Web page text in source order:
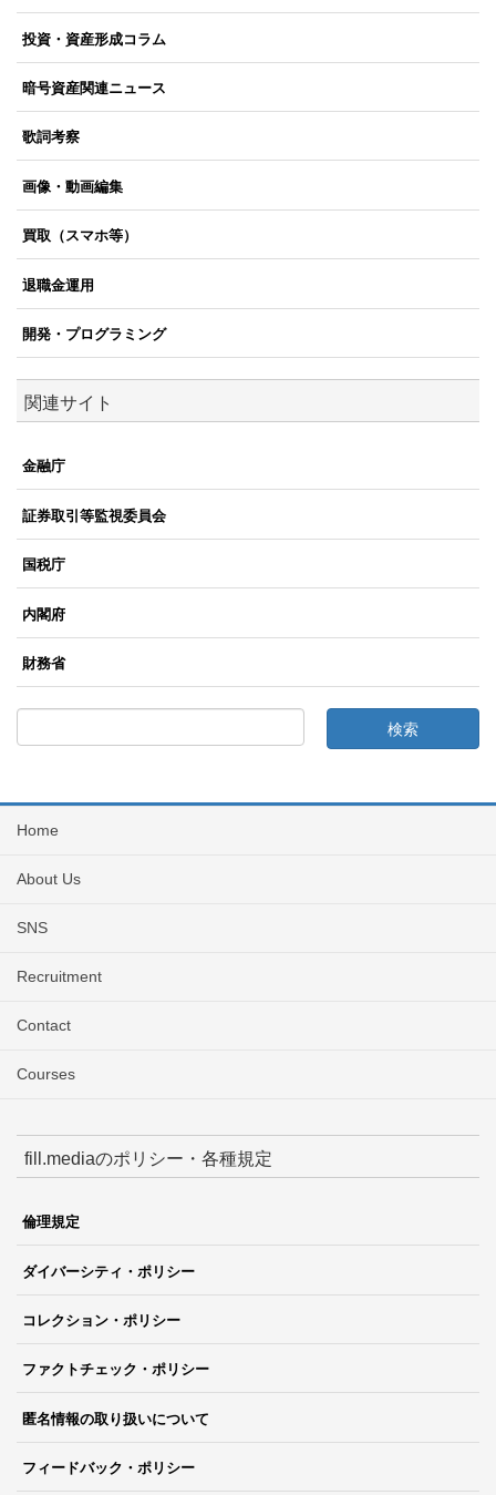
投資・資産形成コラム
暗号資産関連ニュース
歌詞考察
画像・動画編集
買取（スマホ等）
退職金運用
開発・プログラミング
関連サイト
金融庁
証券取引等監視委員会
国税庁
内閣府
財務省
Home
About Us
SNS
Recruitment
Contact
Courses
fill.mediaのポリシー・各種規定
倫理規定
ダイバーシティ・ポリシー
コレクション・ポリシー
ファクトチェック・ポリシー
匿名情報の取り扱いについて
フィードバック・ポリシー